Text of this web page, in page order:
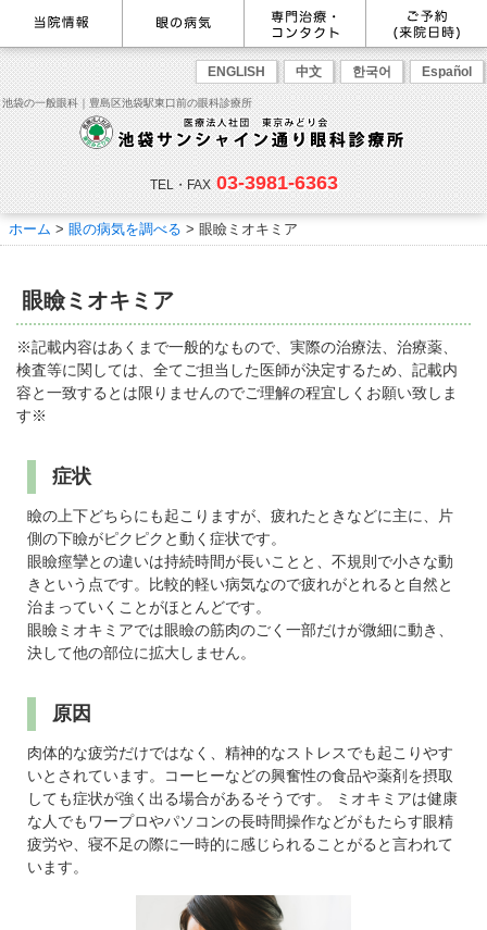
ENGLISH 中文 한국어 Español
池袋の一般眼科｜豊島区池袋駅東口前の眼科診療所
TEL・FAX 03-3981-6363
最新情報
感染症予防のための衛生環境整
備の取り組み
医師のご紹介
当院勤務医師のご紹介 ごあいさつ
院内の様子・設備
院内の様子 検査･治療･手術機器
診療のご案内・アクセス
アクセス
い
診察の流れ
リンク
よくある質問
メールマガジン
パンフレットのダウンロード
眼の病気を調べる
病名から探す
症状から探す
目の構造から探す
主な眼科疾患
緑内障 網膜疾患
眼精疲労
ドライアイ
ものもらい
花粉症
白内障
アレルギー性結膜炎
コンタクトレンズ診
学校近視について
点眼液・眼軟膏について
眼科専門治療・特設ページ
緑内障専門治療ページ
角膜疾患専門治療ページ
ドライアイ専門治療ページ
網膜・硝子体専門治療ページ
黄斑疾患専門治療ページ
ぶどう膜炎専門治療ページ
白内障専門治療ページ
花粉症専門ページ
眼形成診療ページ
コンタクトレンズ診療
抗VEGF抗体療法
ボツリヌス療法
東口眼科医院)
コンタクトレンズ診療
コンタクトレンズの種類と特徴
しばらく眼科受診していない方
へ
初めてコンタクトレンズを使う
WEB予約(来院日時の設定)
一般眼科診療を予約
コンタクトレンズ診療を予約
緑内障専門治療を予約
角膜専門治療を予約
ドライアイ専門治療を予約
網膜・硝子体専門治療を予約
白内障専門治療を予約
白内障手術公開講座を予約
黄斑専門治療を予約
予約をキャンセルする
ご予約
ホーム > 眼の病気を調べる > 眼瞼ミオキミア
眼瞼ミオキミア
※記載内容はあくまで一般的なもので、実際の治療法、治療薬、
検査等に関しては、全てご担当した医師が決定するため、記載内
容と一致するとは限りませんのでご理解の程宜しくお願い致しま
す※
症状
瞼の上下どちらにも起こりますが、疲れたときなどに主に、片
側の下瞼がピクピクと動く症状です。
眼瞼痙攣との違いは持続時間が長いことと、不規則で小さな動
きという点です。比較的軽い病気なので疲れがとれると自然と
治まっていくことがほとんどです。
眼瞼ミオキミアでは眼瞼の筋肉のごく一部だけが微細に動き、
決して他の部位に拡大しません。
原因
肉体的な疲労だけではなく、精神的なストレスでも起こりやす
いとされています。コーヒーなどの興奮性の食品や薬剤を摂取
しても症状が強く出る場合があるそうです。 ミオキミアは健康
な人でもワープロやパソコンの長時間操作などがもたらす眼精
疲労や、寝不足の際に一時的に感じられることがると言われて
います。